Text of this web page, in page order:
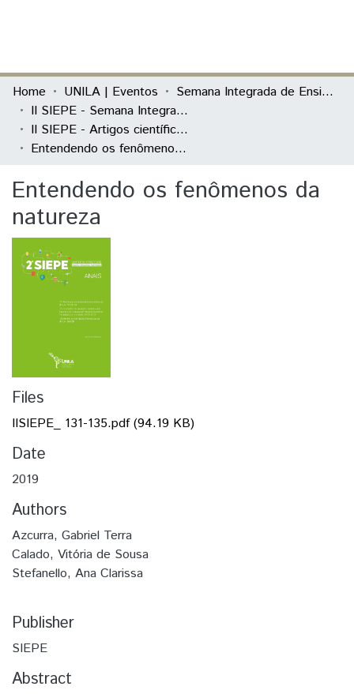
Communities & Collections
All of DSpace
Statistics
Home UNILA | Eventos
Semana Integrada de Ensino, Pesquisa e Extensão (SIEPE)
II SIEPE - Semana Integrada de Ensino, Pesquisa e Extensão
II SIEPE - Artigos científicos
Entendendo os fenômenos da natureza
Entendendo os fenômenos da
natureza
Files
IISIEPE_ 131-135.pdf(94.19 KB)
Date
2019
Authors
Azcurra, Gabriel Terra
Calado, Vitória de Sousa
Stefanello, Ana Clarissa
Publisher
SIEPE
Abstract